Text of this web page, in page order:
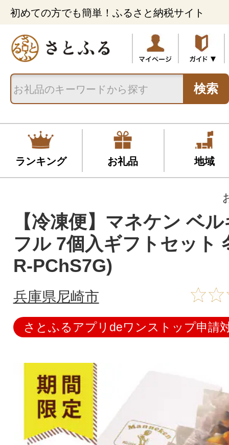
初めての方でも簡単！ふるさと納税サイト
検索
ランキング お礼品 地域
【冷凍便】マネケン ベ
フル 7個入ギフトセット
R-PChS7G)
兵庫県尼崎市
さとふるアプリdeワンストップ申請